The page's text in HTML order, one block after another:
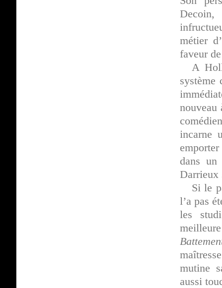
métier
faveur
A
système
nouveau
incarne
dans un
Darrieux
Si le
l’a pas
les
mutine
aussi